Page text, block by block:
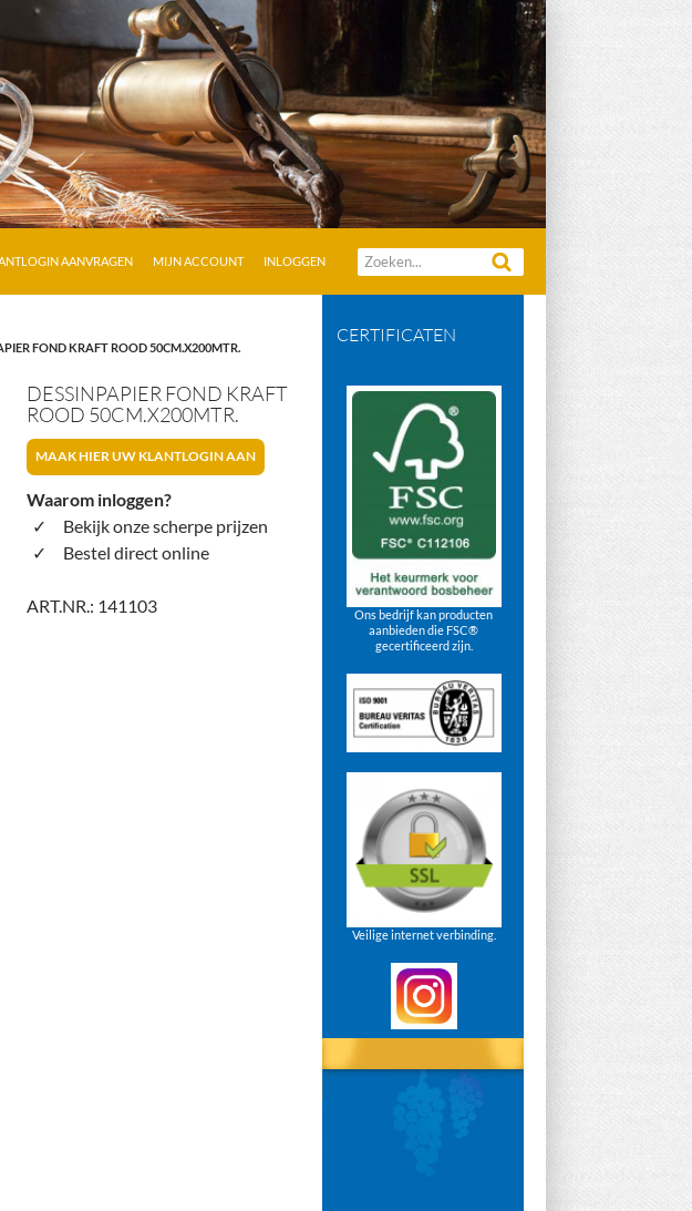
Zoeken
AANVRAGEN MIJN ACCOUNT INLOGGEN
FOND KRAFT ROOD 50CM.X200MTR.
DESSINPAPIER FOND KRAFT
ROOD 50CM.X200MTR.
MAAK HIER UW KLANTLOGIN AAN
Waarom inloggen?
Bekijk onze scherpe prijzen
Bestel direct online
ART.NR.: 141103
CERTIFICATEN
Ons bedrijf kan producten
aanbieden die FSC®
gecertificeerd zijn.
Veilige internet verbinding.